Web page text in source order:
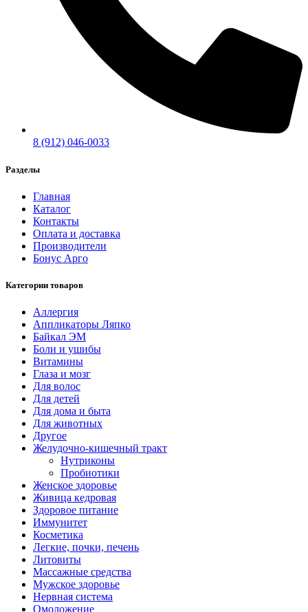
8 (912) 046-0033
Разделы
Главная
Каталог
Контакты
Оплата и доставка
Производители
Бонус Арго
Категории товаров
Аллергия
Аппликаторы Ляпко
Байкал ЭМ
Боли и ушибы
Витамины
Глаза и мозг
Для волос
Для детей
Для дома и быта
Для животных
Другое
Желудочно-кишечный тракт
Нутриконы
Пробиотики
Женское здоровье
Живица кедровая
Здоровое питание
Иммунитет
Косметика
Легкие, почки, печень
Литовиты
Массажные средства
Мужское здоровье
Нервная система
Омоложение